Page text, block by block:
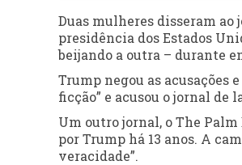
Duas mulheres disseram
presidência dos Estados
beijando a outra – durante
Trump negou as acusações
ficção” e acusou o jornal de
Um outro jornal, o The
por Trump há 13 anos. A
veracidade”.